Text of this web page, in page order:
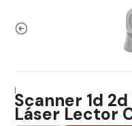
|Scanner 1d
Láser Lector